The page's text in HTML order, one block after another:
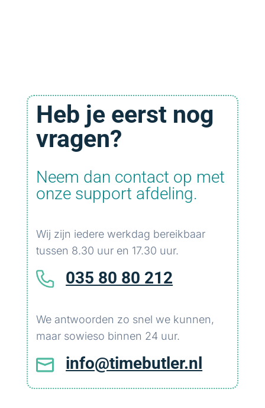
Heb je eerst nog
vragen?
Neem dan contact op met
onze support afdeling.
Wij zijn iedere werkdag bereikbaar
tussen 8.30 uur en 17.30 uur.
035 80 80 212
We antwoorden zo snel we kunnen,
maar sowieso binnen 24 uur.
info@timebutler.nl